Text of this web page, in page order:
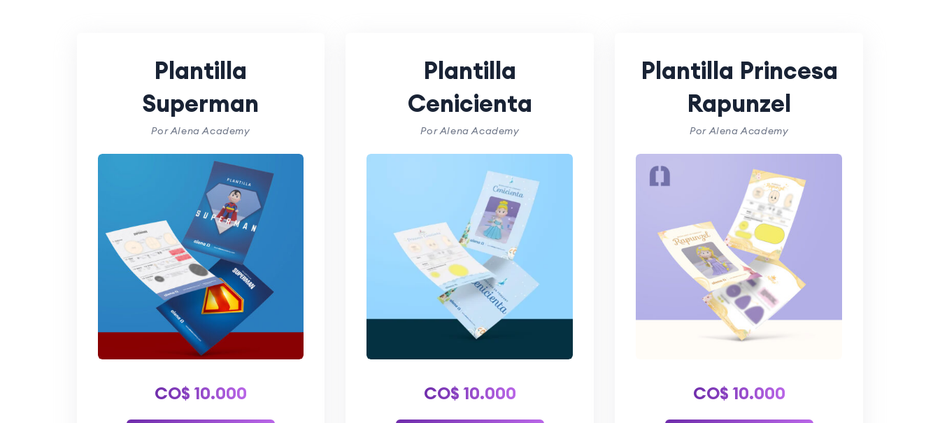
Plantilla
Superman
Por Alena Academy
CO$ 10.000
Plantilla
Cenicienta
Por Alena Academy
CO$ 10.000
Plantilla Princesa
Rapunzel
Por Alena Academy
CO$ 10.000